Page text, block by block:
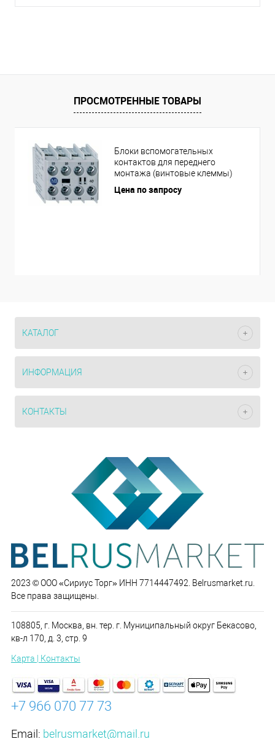
ПРОСМОТРЕННЫЕ ТОВАРЫ
Блоки вспомогательных
контактов для переднего
монтажа (винтовые клеммы)
Цена по запросу
КАТАЛОГ
ИНФОРМАЦИЯ
КОНТАКТЫ
2023 © ООО «Сириус Торг» ИНН 7714447492. Belrusmarket.ru.
Все права защищены.
108805, г. Москва, вн. тер. г. Муниципальный округ Бекасово,
кв-л 170, д. 3, стр. 9
Карта | Контакты
+7 966 070 77 73
Email: belrusmarket@mail.ru